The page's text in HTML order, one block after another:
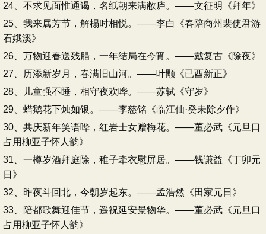
24、不求见面惟通谒，名纸朝来满敝庐。——文征明《拜年》
25、我来属芳节，解榻时相悦。——李白《春陪商州裴使君游
石娥溪》
26、万物迎春送残腊，一年结局在今宵。——戴复古《除夜》
27、历添新岁月，春满旧山河。——叶颙《已酉新正》
28、儿童强不睡，相守夜欢哗。——苏轼《守岁》
29、蜡鹅花下烛如银。——李慈铭《临江仙·癸未除夕作》
30、共庆新年笑语哗，红岩士女赠梅花。——董必武《元旦口
占用柳亚子怀人韵》
31、一樽岁酒拜庭除，稚子牵衣慰屏居。——钱谦益《丁卯元
日》
32、昨夜斗回北，今朝岁起东。——孟浩然《田家元日》
33、陪都歌舞迎佳节，遥祝延安景物华。——董必武《元旦口
占用柳亚子怀人韵》